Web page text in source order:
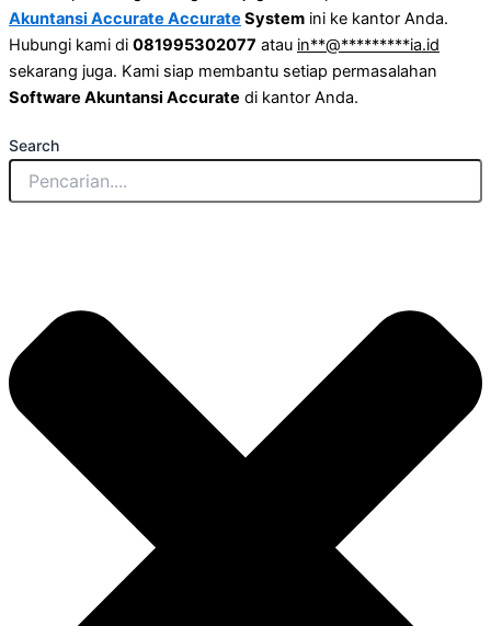
Akuntansi Accurate Accurate System ini ke kantor Anda.
Hubungi kami di 081995302077 atau in**@*********ia.id
sekarang juga. Kami siap membantu setiap permasalahan
Software Akuntansi Accurate di kantor Anda.
Search